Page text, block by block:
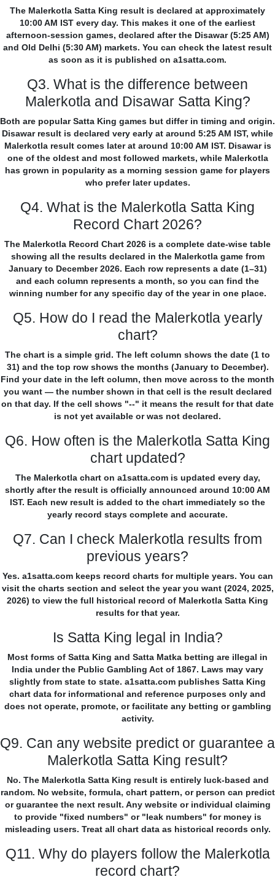
The Malerkotla Satta King result is declared at approximately
10:00 AM IST every day. This makes it one of the earliest
afternoon-session games, declared after the Disawar (5:25 AM)
and Old Delhi (5:30 AM) markets. You can check the latest result
as soon as it is published on a1satta.com.
Q3. What is the difference between
Malerkotla and Disawar Satta King?
Both are popular Satta King games but differ in timing and origin.
Disawar result is declared very early at around 5:25 AM IST, while
Malerkotla result comes later at around 10:00 AM IST. Disawar is
one of the oldest and most followed markets, while Malerkotla
has grown in popularity as a morning session game for players
who prefer later updates.
Q4. What is the Malerkotla Satta King
Record Chart 2026?
The Malerkotla Record Chart 2026 is a complete date-wise table
showing all the results declared in the Malerkotla game from
January to December 2026. Each row represents a date (1–31)
and each column represents a month, so you can find the
winning number for any specific day of the year in one place.
Q5. How do I read the Malerkotla yearly
chart?
The chart is a simple grid. The left column shows the date (1 to
31) and the top row shows the months (January to December).
Find your date in the left column, then move across to the month
you want — the number shown in that cell is the result declared
on that day. If the cell shows "--" it means the result for that date
is not yet available or was not declared.
Q6. How often is the Malerkotla Satta King
chart updated?
The Malerkotla chart on a1satta.com is updated every day,
shortly after the result is officially announced around 10:00 AM
IST. Each new result is added to the chart immediately so the
yearly record stays complete and accurate.
Q7. Can I check Malerkotla results from
previous years?
Yes. a1satta.com keeps record charts for multiple years. You can
visit the charts section and select the year you want (2024, 2025,
2026) to view the full historical record of Malerkotla Satta King
results for that year.
Is Satta King legal in India?
Most forms of Satta King and Satta Matka betting are illegal in
India under the Public Gambling Act of 1867. Laws may vary
slightly from state to state. a1satta.com publishes Satta King
chart data for informational and reference purposes only and
does not operate, promote, or facilitate any betting or gambling
activity.
Q9. Can any website predict or guarantee a
Malerkotla Satta King result?
No. The Malerkotla Satta King result is entirely luck-based and
random. No website, formula, chart pattern, or person can predict
or guarantee the next result. Any website or individual claiming
to provide "fixed numbers" or "leak numbers" for money is
misleading users. Treat all chart data as historical records only.
Q11. Why do players follow the Malerkotla
record chart?